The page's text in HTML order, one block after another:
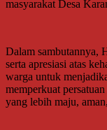
masyarakat Desa
Dalam sambutannya,
serta apresiasi atas
warga untuk
memperkuat
yang lebih maju,